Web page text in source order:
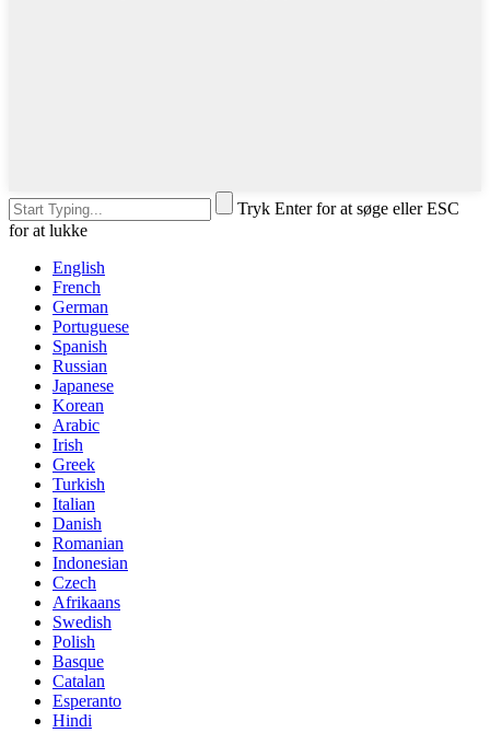
Tryk Enter for at søge eller ESC
for at lukke
English
French
German
Portuguese
Spanish
Russian
Japanese
Korean
Arabic
Irish
Greek
Turkish
Italian
Danish
Romanian
Indonesian
Czech
Afrikaans
Swedish
Polish
Basque
Catalan
Esperanto
Hindi